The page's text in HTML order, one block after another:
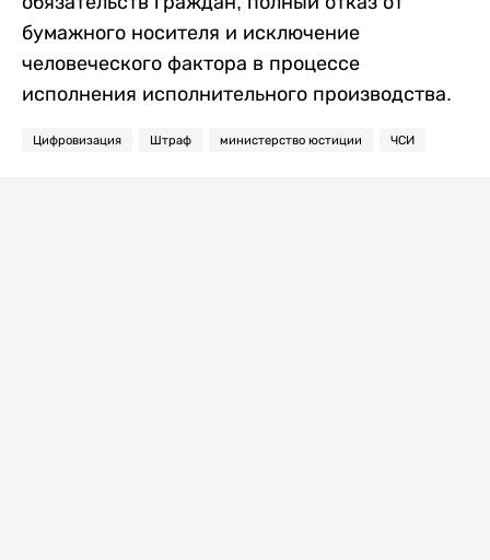
бумажного носителя и исключение
человеческого фактора в процессе
исполнения исполнительного производства.
Цифровизация Штраф министерство юстиции ЧСИ